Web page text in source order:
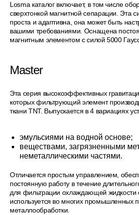
Losma каталог включает, в том числе
сверхтонкой магнитной сепарации. Эта
проста и адаптивна, она может быть
вашими требованиями. Оснащена
магнитным элементом с силой 5000
Master
Эта серия высокоэффективных
которых фильтрующий элемент
ткани TNT. Выпускается в 4 вариациях
эмульсиями на водной основе;
веществами, загрязненными
неметаллическими частями.
Отличается простым управлением,
постоянную работу в течение
для фильтрации охлаждающей жидкости
используется во многих промышленных
металлообработки.